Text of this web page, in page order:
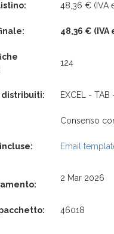
48,36 € (IVA
48,36 € (IVA
124
distribuiti: EXCEL -
Consenso
Email
2 Mar 2026
46018